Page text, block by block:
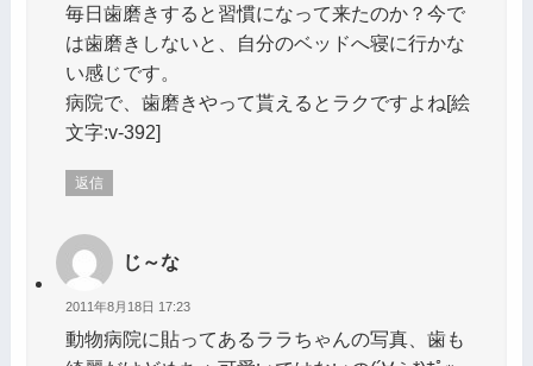
毎日歯磨きすると習慣になって来たのか？今で
は歯磨きしないと、自分のベッドへ寝に行かな
い感じです。
病院で、歯磨きやって貰えるとラクですよね[絵
文字:v-392]
返信
じ～な
2011年8月18日 17:23
動物病院に貼ってあるララちゃんの写真、歯も